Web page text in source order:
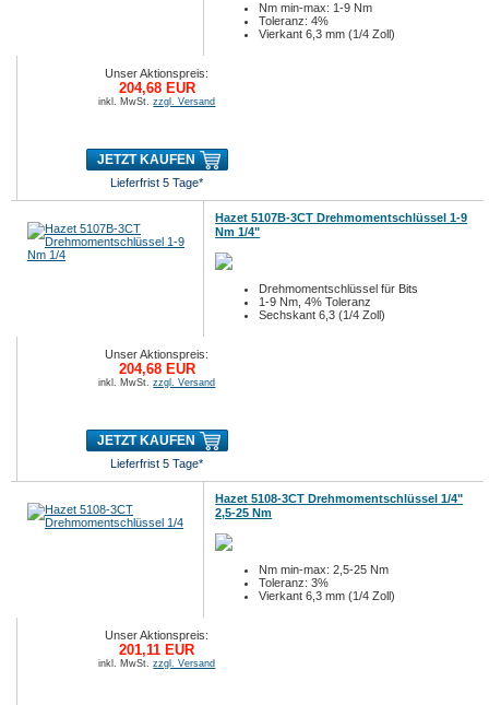
Nm min-max: 1-9 Nm
Toleranz: 4%
Vierkant 6,3 mm (1/4 Zoll)
Unser Aktionspreis:
204,68 EUR
inkl. MwSt.zzgl. Versand
JETZT KAUFEN
Lieferfrist 5 Tage*
Hazet 5107B-3CT Drehmomentschlüssel 1-9
Nm 1/4"
Drehmomentschlüssel für Bits
1-9 Nm, 4% Toleranz
Sechskant 6,3 (1/4 Zoll)
Unser Aktionspreis:
204,68 EUR
inkl. MwSt.zzgl. Versand
JETZT KAUFEN
Lieferfrist 5 Tage*
Hazet 5108-3CT Drehmomentschlüssel 1/4"
2,5-25 Nm
Nm min-max: 2,5-25 Nm
Toleranz: 3%
Vierkant 6,3 mm (1/4 Zoll)
Unser Aktionspreis:
201,11 EUR
inkl. MwSt.zzgl. Versand